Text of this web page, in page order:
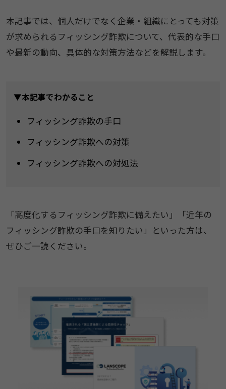
本記事では、個人だけでなく企業・組織にとっても対策
が求められるフィッシング詐欺について、代表的な手口
や最新の動向、具体的な対策方法などを解説します。
▼本記事でわかること
フィッシング詐欺の手口
フィッシング詐欺への対策
フィッシング詐欺への対処法
「高度化するフィッシング詐欺に備えたい」「近年の
フィッシング詐欺の手口を知りたい」といった方は、
ぜひご一読ください。